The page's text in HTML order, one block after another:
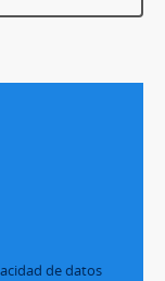
de datos